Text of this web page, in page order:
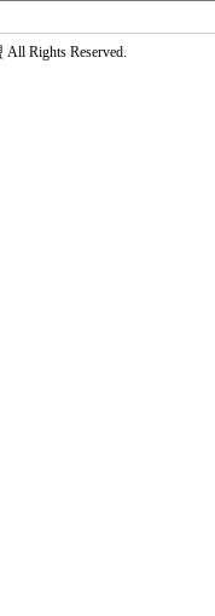
Rights Reserved.